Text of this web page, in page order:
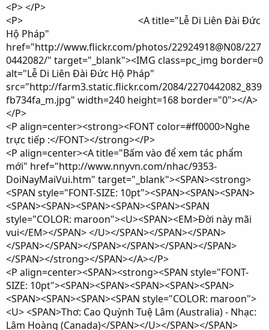
<P> </P>
<P> <A title="Lễ Di Liên Đài Đức
Hộ Pháp"
href="http://www.flickr.com/photos/22924918@N08/227
0442082/" target="_blank"><IMG class=pc_img border=0
alt="Lễ Di Liên Đài Đức Hộ Pháp"
src="http://farm3.static.flickr.com/2084/2270442082_839
fb734fa_m.jpg" width=240 height=168 border="0"></A>
</P>
<P align=center><strong><FONT color=#ff0000>Nghe
trực tiếp :</FONT></strong></P>
<P align=center><A title="Bấm vào để xem tác phẩm
mới" href="http://www.nnyvn.com/nhac/9353-
DoiNayMaiVui.htm" target="_blank"><SPAN><strong>
<SPAN style="FONT-SIZE: 10pt"><SPAN><SPAN><SPAN>
<SPAN><SPAN><SPAN><SPAN><SPAN><SPAN
style="COLOR: maroon"><U><SPAN><EM>Đời này mãi
vui</EM></SPAN> </U></SPAN></SPAN></SPAN>
</SPAN></SPAN></SPAN></SPAN></SPAN></SPAN>
</SPAN></strong></SPAN></A></P>
<P align=center><SPAN><strong><SPAN style="FONT-
SIZE: 10pt"><SPAN><SPAN><SPAN><SPAN><SPAN>
<SPAN><SPAN><SPAN><SPAN style="COLOR: maroon">
<U> <SPAN>Thơ: Cao Quỳnh Tuệ Lâm (Australia) - Nhạc:
Lâm Hoàng (Canada)</SPAN></U></SPAN></SPAN>